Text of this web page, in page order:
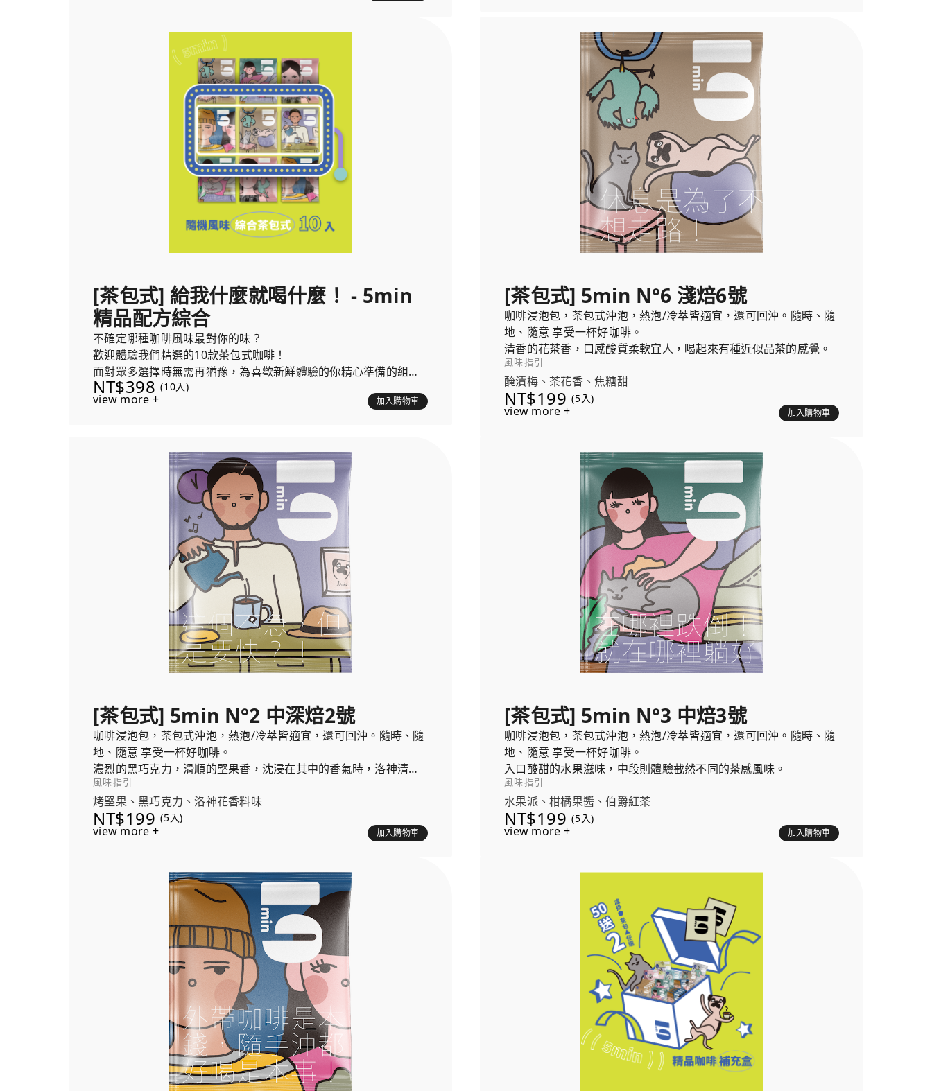
浸咖啡溫暖時光
[茶包式] 給我什麼就喝什麼！ - 5min
精品配方綜合
不確定哪種咖啡風味最對你的味？
歡迎體驗我們精選的10款茶包式咖啡！
面對眾多選擇時無需再猶豫，為喜歡新鮮體驗的你精心準備的組
合，保證讓你愛上嘗試新風味的樂趣！
NT$398 (10入)
view more + 加入購物車
[茶包式] 5min N°6 淺焙6號
咖啡浸泡包，茶包式沖泡，熱泡/冷萃皆適宜，還可回沖。隨時、隨
地、隨意 享受一杯好咖啡。
清香的花茶香，口感酸質柔軟宜人，喝起來有種近似品茶的感覺。
風味指引
醃漬梅、茶花香、焦糖甜
NT$199 (5入)
view more + 加入購物車
[茶包式] 5min N°2 中深焙2號
咖啡浸泡包，茶包式沖泡，熱泡/冷萃皆適宜，還可回沖。隨時、隨
地、隨意 享受一杯好咖啡。
濃烈的黑巧克力，滑順的堅果香，沈浸在其中的香氣時，洛神清新
洗滌了味覺，恰到好處！
風味指引
烤堅果、黑巧克力、洛神花香料味
NT$199 (5入)
view more + 加入購物車
[茶包式] 5min N°3 中焙3號
咖啡浸泡包，茶包式沖泡，熱泡/冷萃皆適宜，還可回沖。隨時、隨
地、隨意 享受一杯好咖啡。
入口酸甜的水果滋味，中段則體驗截然不同的茶感風味。
風味指引
水果派、柑橘果醬、伯爵紅茶
NT$199 (5入)
view more + 加入購物車